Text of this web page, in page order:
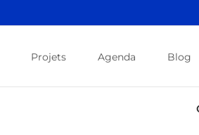
Projets Agenda Blog